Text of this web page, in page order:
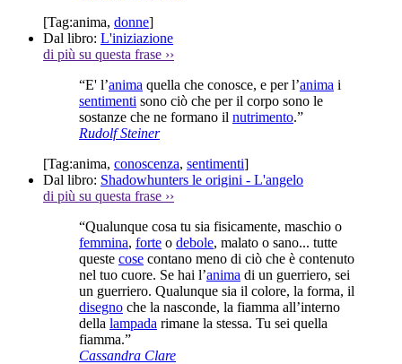
[Tag:anima, donne]
Dal libro: L'iniziazione
di più su questa frase ››
“E' l’anima quella che conosce, e per l’anima i
sentimenti sono ciò che per il corpo sono le
sostanze che ne formano il nutrimento.”
Rudolf Steiner
[Tag:anima, conoscenza, sentimenti]
Dal libro: Shadowhunters le origini - L'angelo
di più su questa frase ››
“Qualunque cosa tu sia fisicamente, maschio o
femmina, forte o debole, malato o sano... tutte
queste cose contano meno di ciò che è contenuto
nel tuo cuore. Se hai l’anima di un guerriero, sei
un guerriero. Qualunque sia il colore, la forma, il
disegno che la nasconde, la fiamma all’interno
della lampada rimane la stessa. Tu sei quella
fiamma.”
Cassandra Clare